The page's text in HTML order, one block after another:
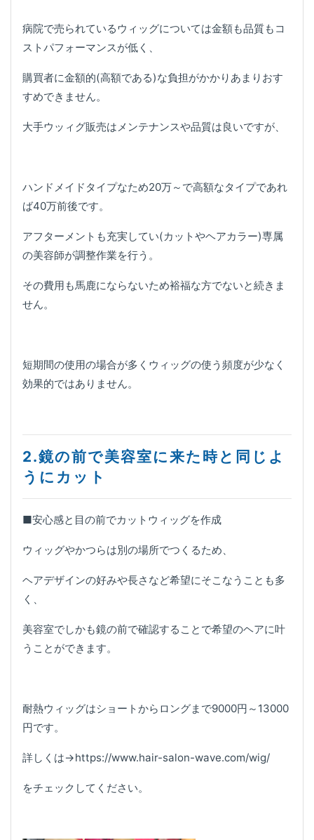
病院で売られているウィッグについては金額も品質もコ
ストパフォーマンスが低く、
購買者に金額的(高額である)な負担がかかりあまりおす
すめできません。
大手ウッィグ販売はメンテナンスや品質は良いですが、
ハンドメイドタイプなため20万～で高額なタイプであれ
ば40万前後です。
アフターメントも充実してい(カットやヘアカラー)専属
の美容師が調整作業を行う。
その費用も馬鹿にならないため裕福な方でないと続きま
せん。
短期間の使用の場合が多くウィッグの使う頻度が少なく
効果的ではありません。
2.鏡の前で美容室に来た時と同じよ
うにカット
■安心感と目の前でカットウィッグを作成
ウィッグやかつらは別の場所でつくるため、
ヘアデザインの好みや長さなど希望にそこなうことも多
く、
美容室でしかも鏡の前で確認することで希望のヘアに叶
うことができます。
耐熱ウィッグはショートからロングまで9000円～13000
円です。
詳しくは→https://www.hair-salon-wave.com/wig/
をチェックしてください。